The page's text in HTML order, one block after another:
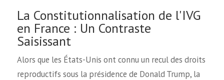
La Constitutionnalisation de l'IVG
en France : Un Contraste
Saisissant
Alors que les États-Unis ont connu un recul des droits
reproductifs sous la présidence de Donald Trump, la